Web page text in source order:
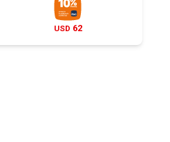
USD 62